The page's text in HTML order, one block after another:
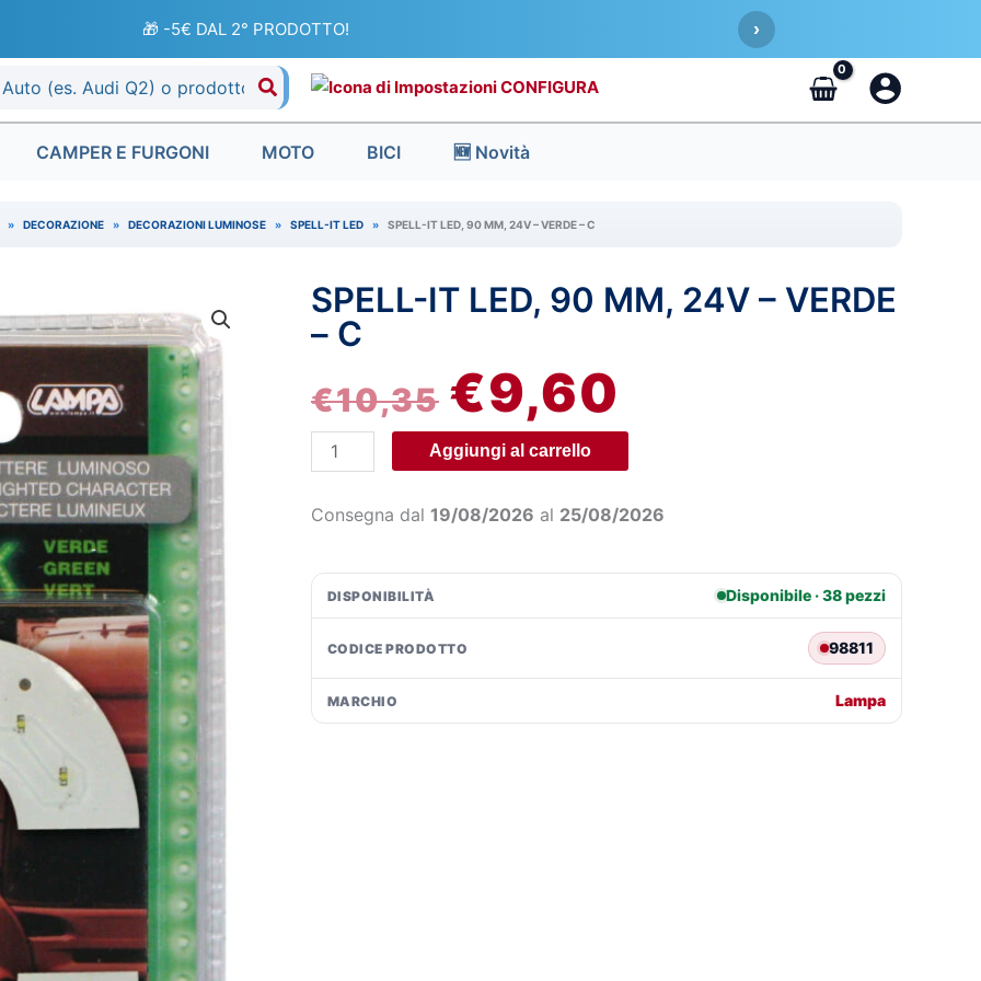
🎁 -5€ DAL 2° PRODOTTO! ›
CONFIGURA
CAMPER E FURGONI MOTO BICI 🆕 Novità
» DECORAZIONE » DECORAZIONI LUMINOSE » SPELL-IT LED » SPELL-IT LED, 90 MM, 24V – VERDE – C
SPELL-IT LED, 90 MM, 24V – VERDE
– C
€10,35
IL
ORIGINALE
ERA:
€10,35.
€9,60
IL
€9,60.
Spell-
mm,
24V
-
-
quantità
Aggiungi al carrello
Consegna dal 19/08/2026 al 25/08/2026
DISPONIBILITÀ Disponibile · 38 pezzi
CODICE PRODOTTO 98811
MARCHIO Lampa